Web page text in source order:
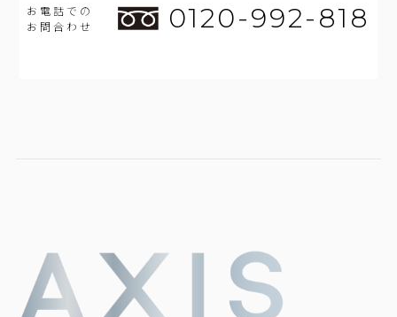
お電話での
お問合わせ
0120-992-818